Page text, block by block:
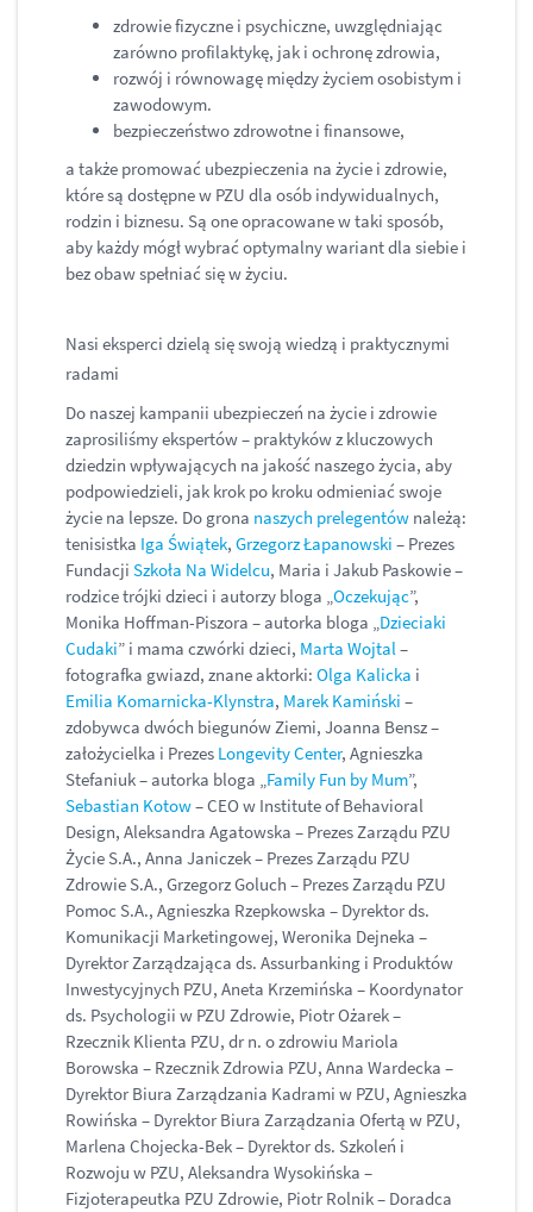
zdrowie fizyczne i psychiczne, uwzględniając
zarówno profilaktykę, jak i ochronę zdrowia,
rozwój i równowagę między życiem osobistym i
zawodowym.
bezpieczeństwo zdrowotne i finansowe,
a także promować ubezpieczenia na życie i zdrowie,
które są dostępne w PZU dla osób indywidualnych,
rodzin i biznesu. Są one opracowane w taki sposób,
aby każdy mógł wybrać optymalny wariant dla siebie i
bez obaw spełniać się w życiu.
Nasi eksperci dzielą się swoją wiedzą i praktycznymi
radami
Do naszej kampanii ubezpieczeń na życie i zdrowie
zaprosiliśmy ekspertów – praktyków z kluczowych
dziedzin wpływających na jakość naszego życia, aby
podpowiedzieli, jak krok po kroku odmieniać swoje
życie na lepsze. Do grona naszych prelegentów należą:
tenisistka Iga Świątek, Grzegorz Łapanowski – Prezes
Fundacji Szkoła Na Widelcu, Maria i Jakub Paskowie –
rodzice trójki dzieci i autorzy bloga „Oczekując”,
Monika Hoffman-Piszora – autorka bloga „Dzieciaki
Cudaki” i mama czwórki dzieci, Marta Wojtal–
fotografka gwiazd, znane aktorki: Olga Kalicka i
Emilia Komarnicka-Klynstra, Marek Kamiński –
zdobywca dwóch biegunów Ziemi, Joanna Bensz –
założycielka i Prezes Longevity Center, Agnieszka
Stefaniuk – autorka bloga „Family Fun by Mum”,
Sebastian Kotow– CEO w Institute of Behavioral
Design, Aleksandra Agatowska – Prezes Zarządu PZU
Życie S.A., Anna Janiczek – Prezes Zarządu PZU
Zdrowie S.A., Grzegorz Goluch – Prezes Zarządu PZU
Pomoc S.A., Agnieszka Rzepkowska – Dyrektor ds.
Komunikacji Marketingowej, Weronika Dejneka –
Dyrektor Zarządzająca ds. Assurbanking i Produktów
Inwestycyjnych PZU, Aneta Krzemińska – Koordynator
ds. Psychologii w PZU Zdrowie, Piotr Ożarek –
Rzecznik Klienta PZU, dr n. o zdrowiu Mariola
Borowska – Rzecznik Zdrowia PZU, Anna Wardecka –
Dyrektor Biura Zarządzania Kadrami w PZU, Agnieszka
Rowińska – Dyrektor Biura Zarządzania Ofertą w PZU,
Marlena Chojecka-Bek – Dyrektor ds. Szkoleń i
Rozwoju w PZU, Aleksandra Wysokińska –
Fizjoterapeutka PZU Zdrowie, Piotr Rolnik – Doradca